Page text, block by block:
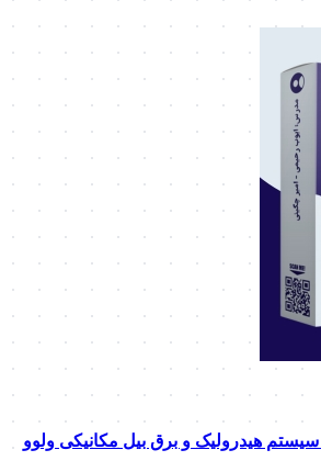
هیدرولیک و برق بیل مکانیکی ولوو